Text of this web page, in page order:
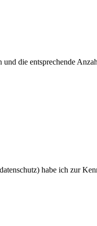
die entsprechende
habe ich zur